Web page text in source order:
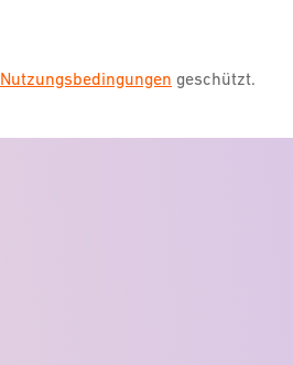
Nutzungsbedingungen geschützt.